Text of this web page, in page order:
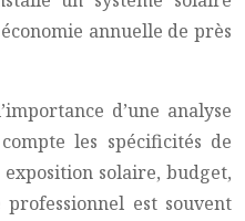
annuelle de près
d’une analyse
les spécificités de
solaire, budget,
est souvent